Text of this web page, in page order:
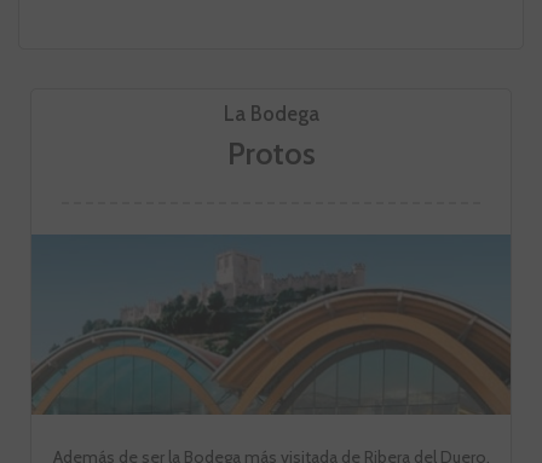
La Bodega
Protos
Además de ser la Bodega más visitada de Ribera del Duero,